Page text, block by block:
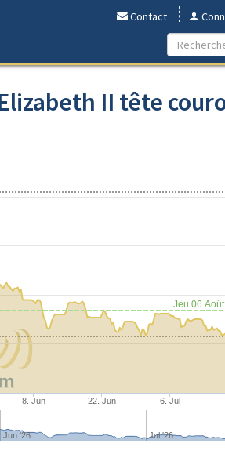
Contact
II tête
Jeu 06
8. Jun 22. Jun 6. Jul
Jun '26 Jul '26